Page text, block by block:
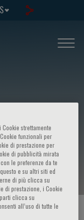
Genetics"
strettamente
funzionali per
di prestazione per
di pubblicità mirata
le preferenze da te
e su altri siti ed
di più clicca su
di prestazione, i Cookie
clicca su
all’uso di tutte le